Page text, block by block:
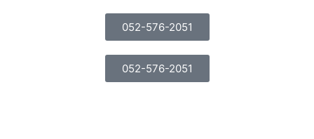
052-576-2051
052-576-2051